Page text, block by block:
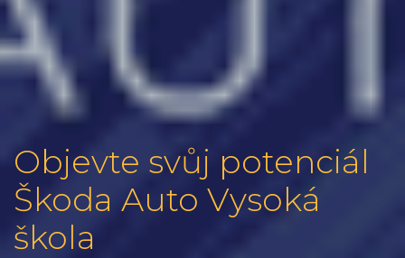
Objevte svůj potenciál
Škoda Auto Vysoká
škola